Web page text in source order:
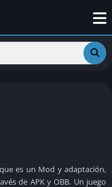
es un Mod y adaptación,
de APK y OBB. Un juego